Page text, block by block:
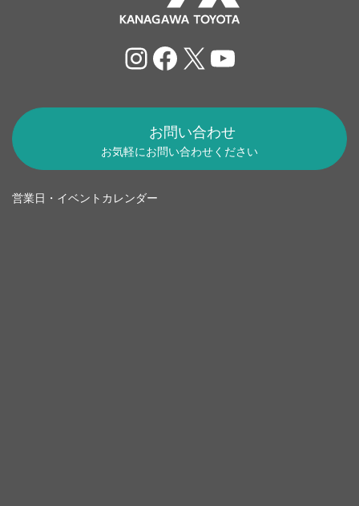
Instagram
Facebook
X YouTube
お問い合わせ
お気軽にお問い合わせください
営業日・イベントカレンダー